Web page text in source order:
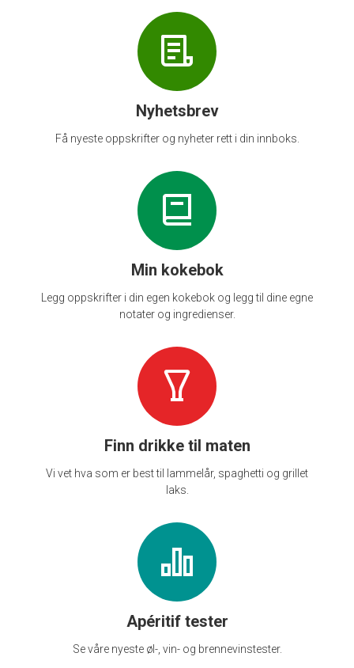
Nyhetsbrev
Få nyeste oppskrifter og nyheter rett i din innboks.
Min kokebok
Legg oppskrifter i din egen kokebok og legg til dine egne
notater og ingredienser.
Finn drikke til maten
Vi vet hva som er best til lammelår, spaghetti og grillet
laks.
Apéritif tester
Se våre nyeste øl-, vin- og brennevinstester.